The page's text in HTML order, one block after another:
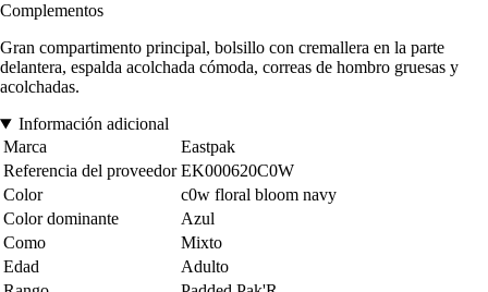
Complementos
Gran compartimento principal, bolsillo con cremallera en la parte
delantera, espalda acolchada cómoda, correas de hombro gruesas y
acolchadas.
Información adicional
Marca
Eastpak
Referencia del proveedor EK000620C0W
Color
c0w floral bloom navy
Color dominante
Azul
Como
Mixto
Edad
Adulto